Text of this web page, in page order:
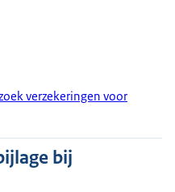
verzekeringen voor
bij